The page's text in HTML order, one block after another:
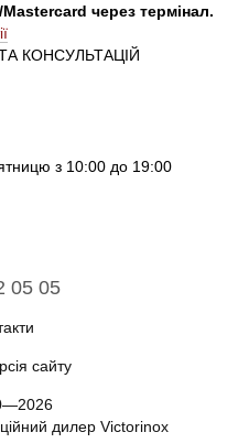
через термінал.
КОНСУЛЬТАЦІЙ
з 10:00 до 19:00
05 05
сайту
дилер Victorinox